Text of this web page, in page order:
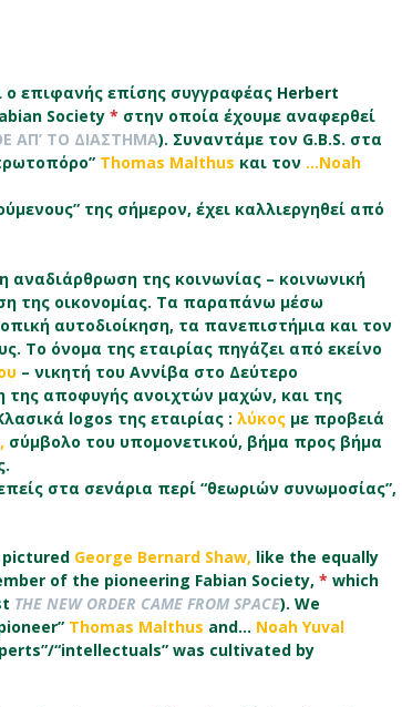
ο επιφανής επίσης συγγραφέας Herbert
Society * στην οποία έχουμε αναφερθεί
ΑΠ’ ΤΟ ΔΙΑΣΤΗΜΑ). Συναντάμε τον G.B.S. στα
Thomas Malthus και τον …Noah
της σήμερον, έχει καλλιεργηθεί από
αναδιάρθρωση της κοινωνίας – κοινωνική
της οικονομίας. Τα παραπάνω μέσω
αυτοδιοίκηση, τα πανεπιστήμια και τον
Το όνομα της εταιρίας πηγάζει από εκείνο
– νικητή του Αννίβα στο Δεύτερο
της αποφυγής ανοιχτών μαχών, και της
logos της εταιρίας : λύκος με προβειά
σύμβολο του υπομονετικού, βήμα προς βήμα
στα σενάρια περί “θεωριών συνωμοσίας”,
pictured George Bernard Shaw, like the equally
of the pioneering Fabian Society, * which
THE NEW ORDER CAME FROM SPACE). We
Thomas Malthus and… Noah Yuval
“intellectuals” was cultivated by